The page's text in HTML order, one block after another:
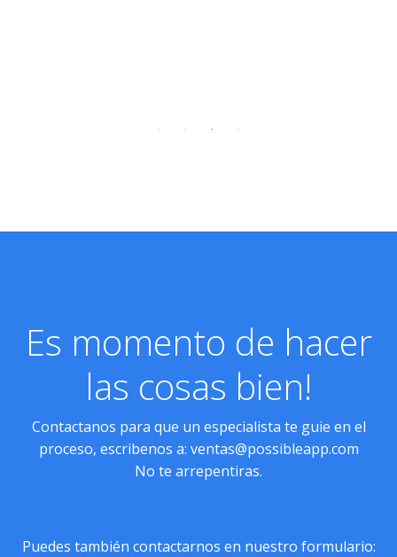
Es momento de hacer
las cosas bien!
Contactanos para que un especialista te guie en el
proceso, escribenos a: ventas@possibleapp.com
No te arrepentiras.
Puedes también contactarnos en nuestro formulario: